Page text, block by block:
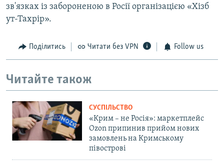
зв'язках із забороненою в Росії організацією «Хізб
ут-Тахрір».
Поділитись Читати без VPN Follow us
Читайте також
СУСПІЛЬСТВО
«Крим – не Росія»: маркетплейс
Ozon припинив прийом нових
замовлень на Кримському
півострові